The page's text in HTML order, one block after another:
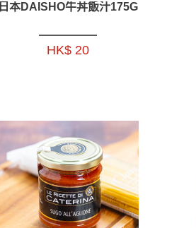
日本DAISHO牛丼飯汁175G
HK$ 20